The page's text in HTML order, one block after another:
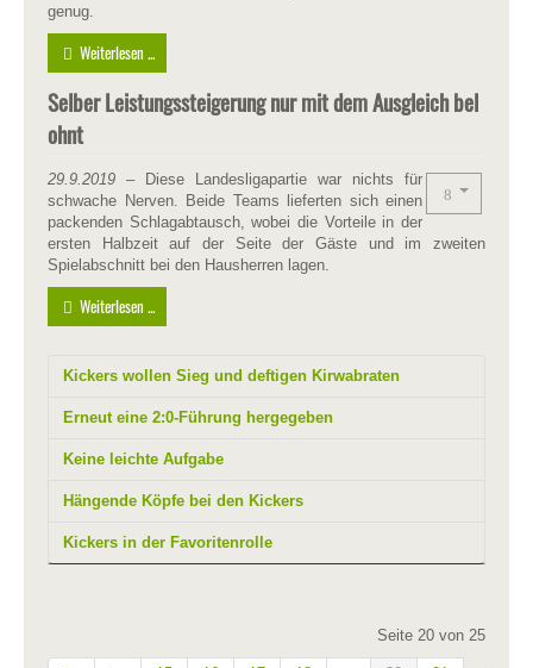
genug.
Weiterlesen ...
Selber Leistungssteigerung nur mit dem Ausgleich bel
ohnt
29.9.2019 – Diese Landesligapartie war nichts für
schwache Nerven. Beide Teams lieferten sich einen
packenden Schlagabtausch, wobei die Vorteile in der
ersten Halbzeit auf der Seite der Gäste und im zweiten
Spielabschnitt bei den Hausherren lagen.
Weiterlesen ...
Kickers wollen Sieg und deftigen Kirwabraten
Erneut eine 2:0-Führung hergegeben
Keine leichte Aufgabe
Hängende Köpfe bei den Kickers
Kickers in der Favoritenrolle
Seite 20 von 25